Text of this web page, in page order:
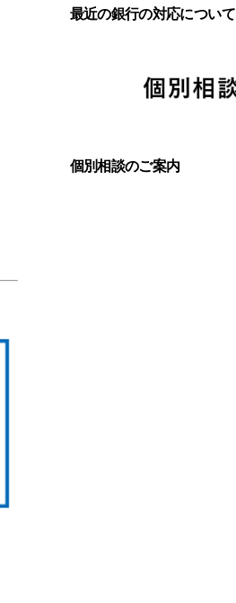
最近の銀行の対応について
個別相談のご案内